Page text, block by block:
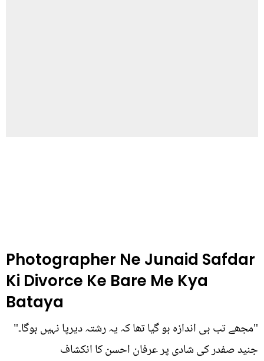
Photographer Ne Junaid Safdar
Ki Divorce Ke Bare Me Kya
Bataya
"مجھے تب ہی اندازہ ہو گیا تھا کہ یہ رشتہ دیرپا نہیں ہوگا۔"
جنید صفدر کی شادی پر عرفان احسن کا انکشاف